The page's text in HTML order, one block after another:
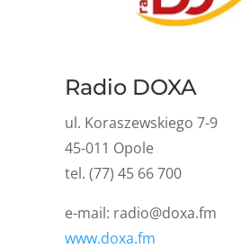
Radio DOXA
ul. Koraszewskiego 7-9
45-011 Opole
tel. (77) 45 66 700
e-mail: radio@doxa.fm
www.doxa.fm